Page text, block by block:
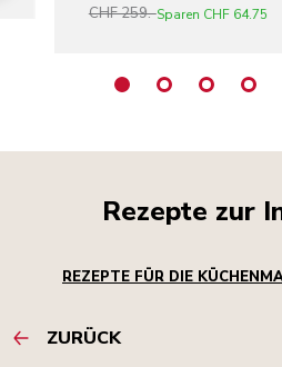
CHF 259.-Sparen CHF 64.75
Rezepte zur
REZEPTE FÜR DIE
ZURÜCK